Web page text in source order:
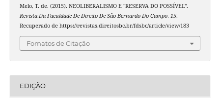
Melo, T. de. (2015). NEOLIBERALISMO E "RESERVA DO POSSÍVEL".
Revista Da Faculdade De Direito De São Bernardo Do Campo, 15.
Recuperado de https://revistas.direitosbc.br/fdsbc/article/view/183
Fomatos de Citação
EDIÇÃO